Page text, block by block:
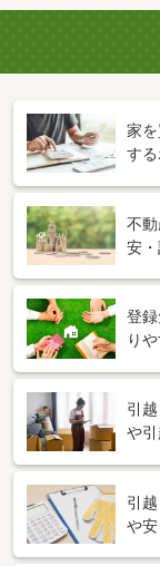
家
す
不
安
登
り
引
や
引
や